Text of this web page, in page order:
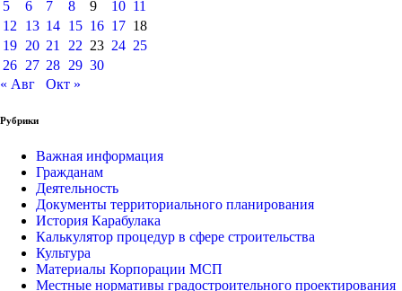
5
6 7 8 9 10 11
12
13 14 15 16 17 18
19 20 21 22 23 24 25
26 27 28 29 30
« Авг
Окт »
Рубрики
Важная информация
Гражданам
Деятельность
Документы территориального планирования
История Карабулака
Калькулятор процедур в сфере строительства
Культура
Материалы Корпорации МСП
Местные нормативы градостроительного проектирования